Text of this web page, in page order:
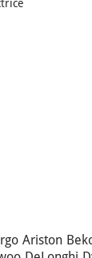
Ariston